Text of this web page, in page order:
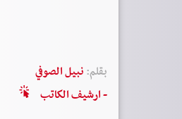
بقلم: نبيل الصوفي
- ارشيف الكاتب